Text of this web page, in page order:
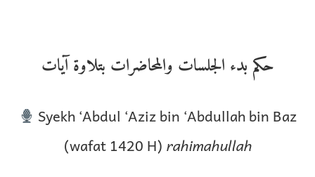
حكم بدء الجلسات والمحاضرات بتلاوة آيات
Syekh ‘Abdul ‘Aziz bin ‘Abdullah bin Baz
(wafat 1420 H) rahimahullah